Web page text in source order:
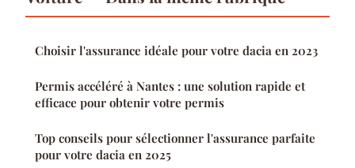
Choisir l'assurance idéale pour votre dacia en 2023
Permis accéléré à Nantes : une solution rapide et
efficace pour obtenir votre permis
Top conseils pour sélectionner l'assurance parfaite
pour votre dacia en 2025